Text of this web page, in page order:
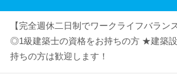
【完全週休二日制でワークライフバラン
◎1級建築士の資格をお持ちの方 ★建築
持ちの方は歓迎します！